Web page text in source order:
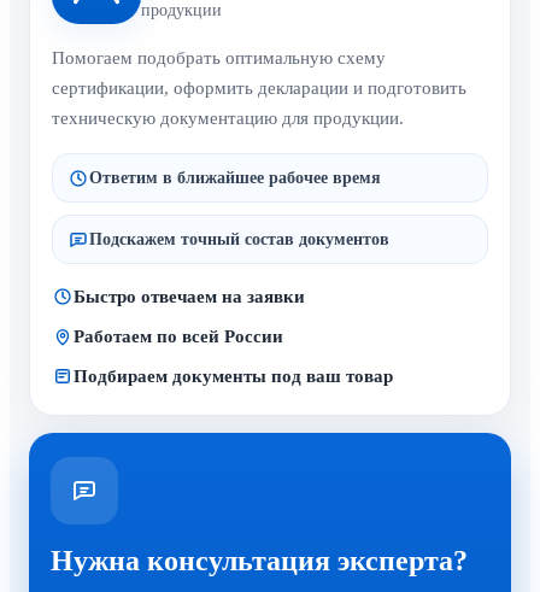
продукции
Помогаем подобрать оптимальную схему
сертификации, оформить декларации и подготовить
техническую документацию для продукции.
Ответим в ближайшее рабочее время
Подскажем точный состав документов
Быстро отвечаем на заявки
Работаем по всей России
Подбираем документы под ваш товар
Нужна консультация эксперта?